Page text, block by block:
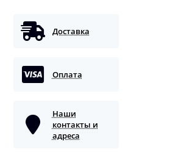
Доставка
Оплата
Наши
контакты и
адреса